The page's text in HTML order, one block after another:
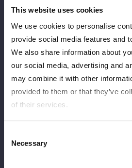
This website uses cookies
We use cookies to personalise
provide social media features and
We also share information about
our social media, advertising and
may combine it with other
provided to them or that they’ve
of their services.
Selection
Necessary
誕生日 11月18日
出身地 東京都豊島区
身長 159cm
体重 57kg
得意技